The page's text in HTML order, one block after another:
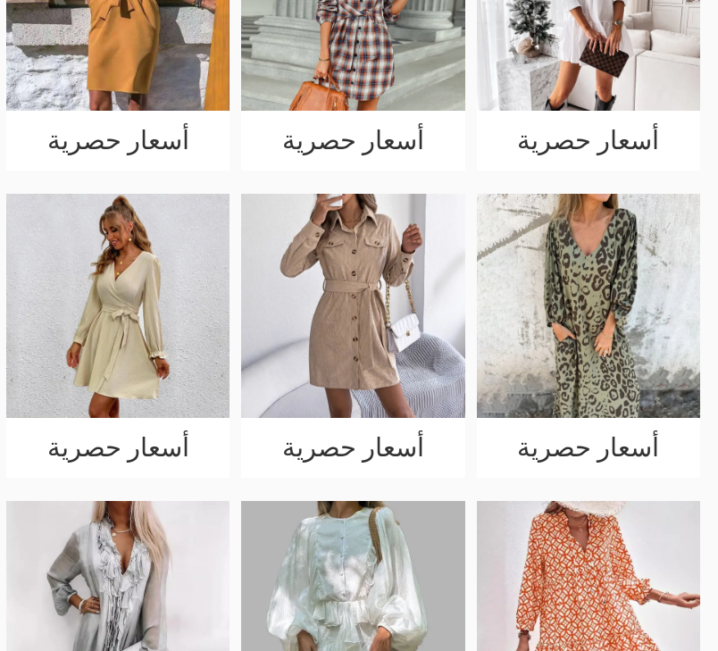
أسعار حصرية أسعار حصرية أسعار حصرية
أسعار حصرية أسعار حصرية أسعار حصرية